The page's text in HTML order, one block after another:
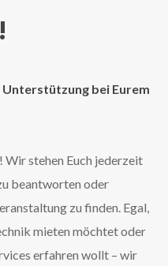
bei Eurem
Wir stehen Euch jederzeit
beantworten oder
zu finden. Egal,
mieten möchtet oder
erfahren wollt – wir